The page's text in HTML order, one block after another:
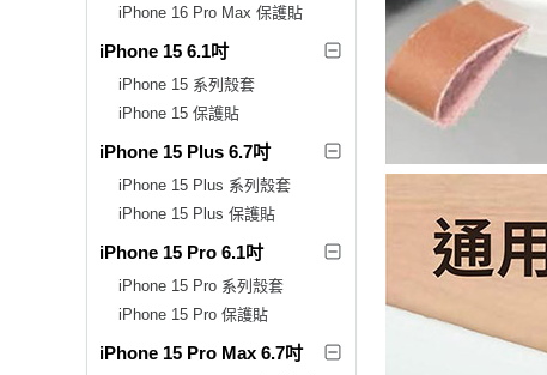
iPhone 16 Pro Max 保護貼
iPhone 15 6.1吋
iPhone 15 系列殼套
iPhone 15 保護貼
iPhone 15 Plus 6.7吋
iPhone 15 Plus 系列殼套
iPhone 15 Plus 保護貼
iPhone 15 Pro 6.1吋
iPhone 15 Pro 系列殼套
iPhone 15 Pro 保護貼
iPhone 15 Pro Max 6.7吋